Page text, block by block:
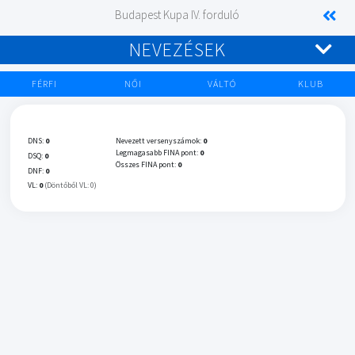
Budapest Kupa IV. forduló
NEVEZÉSEK
FÉRFI NŐI VÁLTÓ KLUB
DNS: 0
DSQ: 0
DNF: 0
VL: 0 (Döntőből VL: 0)
Nevezett versenyszámok: 0
Legmagasabb FINA pont: 0
Összes FINA pont: 0